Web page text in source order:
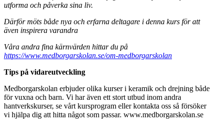
utforma och påverka sina liv.
Därför möts både nya och erfarna deltagare i denna kurs för att
även inspirera varandra
Våra andra fina kärnvärden hittar du på
https://www.medborgarskolan.se/om-medborgarskolan
Tips på vidareutveckling
Medborgarskolan erbjuder olika kurser i keramik och drejning både
för vuxna och barn. Vi har även ett stort utbud inom andra
hantverkskurser, se vårt kursprogram eller kontakta oss så försöker
vi hjälpa dig att hitta något som passar. www.medborgarskolan.se